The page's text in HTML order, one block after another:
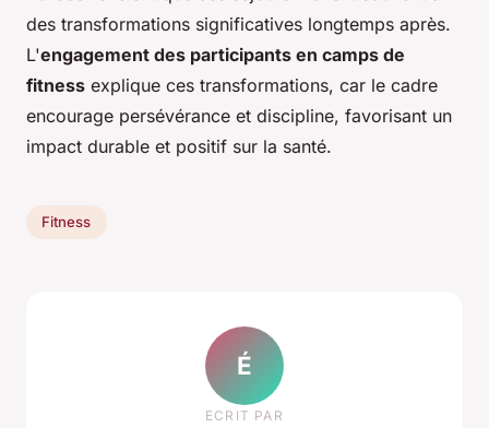
des transformations significatives longtemps après.
L'engagement des participants en camps de
fitness explique ces transformations, car le cadre
encourage persévérance et discipline, favorisant un
impact durable et positif sur la santé.
Fitness
É
ECRIT PAR